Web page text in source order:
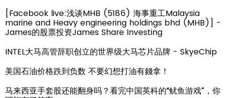
[Facebook live:浅谈MHB (5186) 海事重工Malaysia
marine and Heavy engineering holdings bhd (MHB)] -
James的股票投资James Share Investing
INTEL大马高管辞职创立的世界级大马芯片品牌 - SkyeChip
美国石油价格跌到负数 不要幻想打油有錢拿！
马来西亚手套股还能翻身吗？看完中国英科的“鱿鱼游戏”，你